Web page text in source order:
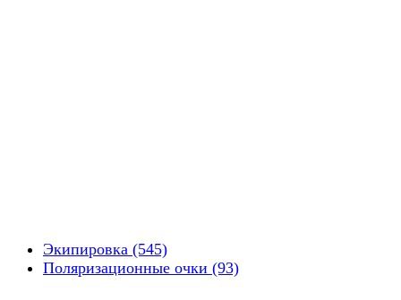
Экипировка (545)
Поляризационные очки (93)